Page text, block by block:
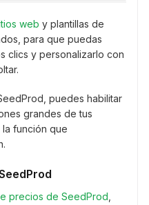
web y plantillas de
para que puedas
clics y personalizarlo con
puedes habilitar
grandes de tus
función que
precios de SeedProd